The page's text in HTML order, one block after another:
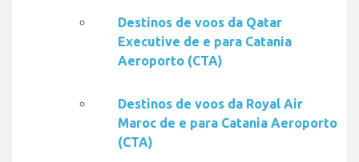
Destinos de voos da Qatar
Executive de e para Catania
Aeroporto (CTA)
Destinos de voos da Royal Air
Maroc de e para Catania Aeroporto
(CTA)